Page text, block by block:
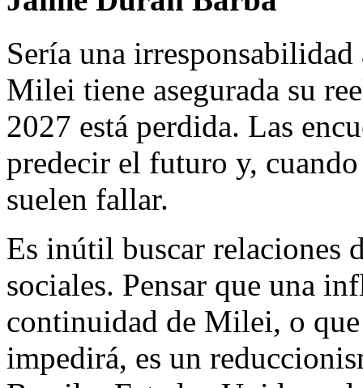
Sería una
Milei tiene asegurada su
2027 está perdida. Las
predecir el futuro y,
suelen fallar.
Es inútil buscar relaciones
sociales. Pensar que una
continuidad de Milei, o
impedirá, es un